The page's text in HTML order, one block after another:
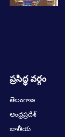
ప్రసిద్ధ వర్గం
తెలంగాణ
ఆంధ్రప్రదేశ్
జాతీయ